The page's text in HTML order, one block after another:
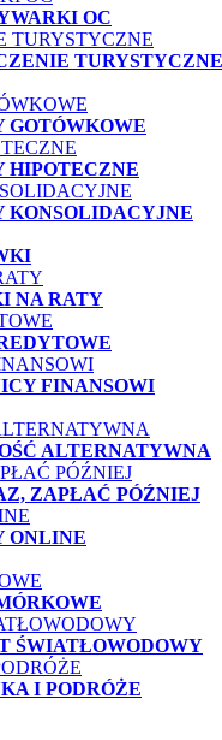
OC
TURYSTYCZNE
GOTÓWKOWE
HIPOTECZNE
KONSOLIDACYJNE
NA RATY
FINANSOWI
ALTERNATYWNA
ZAPŁAĆ PÓŹNIEJ
ONLINE
ŚWIATŁOWODOWY
I PODRÓŻE